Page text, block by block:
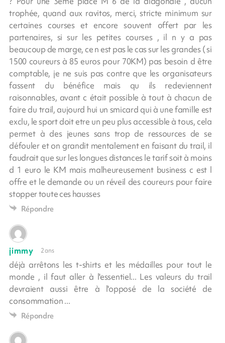
trophée, quand aux ravitos, merci, stricte minimum sur
certaines courses et encore souvent offert par les
partenaires, si sur les petites courses , il n y a pas
beaucoup de marge, ce n est pas le cas sur les grandes ( si
1500 coureurs à 85 euros pour 70KM) pas besoin d être
comptable, je ne suis pas contre que les organisateurs
fassent du bénéfice mais qu ils redeviennent
raisonnables, avant c était possible à tout à chacun de
faire du trail, aujourd hui un smicard qui à une famille est
exclu, le sport doit etre un peu plus accessible à tous, cela
permet à des jeunes sans trop de ressources de se
défouler et on grandit mentalement en faisant du trail, il
faudrait que sur les longues distances le tarif soit à moins
d 1 euro le KM mais malheureusement business c est l
offre et le demande ou un réveil des coureurs pour faire
stopper toute ces hausses
Répondre
jimmy 2 ans
déjà arrêtons les t-shirts et les médailles pour tout le
monde , il faut aller à l'essentiel... Les valeurs du trail
devraient aussi être à l'opposé de la société de
consommation ...
Répondre